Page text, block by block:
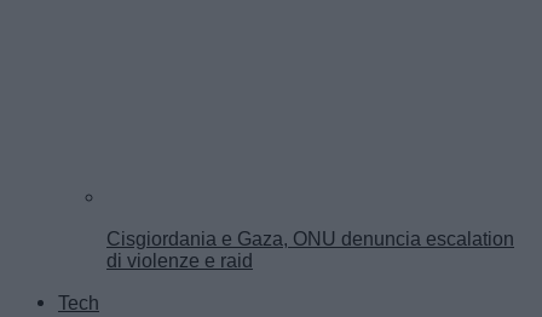
Cisgiordania e Gaza, ONU denuncia escalation
di violenze e raid
Tech